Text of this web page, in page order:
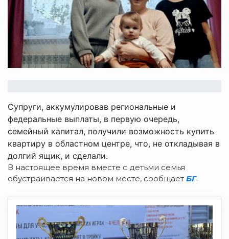
Супруги, аккумулировав региональные и
федеральные выплаты, в первую очередь,
семейный капитал, получили возможность купить
квартиру в областном центре, что, не откладывая в
долгий ящик, и сделали.
В настоящее время вместе с детьми семья
обустраивается на новом месте, сообщает БГ.